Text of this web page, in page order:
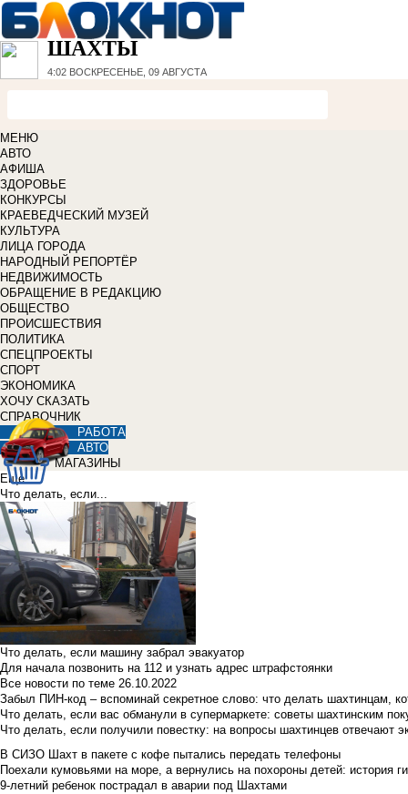
ШАХТЫ
4:02 ВОСКРЕСЕНЬЕ, 09 АВГУСТА
МЕНЮ
АВТО
АФИША
ЗДОРОВЬЕ
КОНКУРСЫ
КРАЕВЕДЧЕСКИЙ МУЗЕЙ
КУЛЬТУРА
ЛИЦА ГОРОДА
НАРОДНЫЙ РЕПОРТЁР
НЕДВИЖИМОСТЬ
ОБРАЩЕНИЕ В РЕДАКЦИЮ
ОБЩЕСТВО
ПРОИСШЕСТВИЯ
ПОЛИТИКА
СПЕЦПРОЕКТЫ
СПОРТ
ЭКОНОМИКА
ХОЧУ СКАЗАТЬ
СПРАВОЧНИК
РАБОТА
АВТО
МАГАЗИНЫ
Еще
Что делать, если...
Что делать, если машину забрал эвакуатор
Для начала позвонить на 112 и узнать адрес штрафстоянки
Все новости по теме 26.10.2022
Забыл ПИН-код – вспоминай секретное слово: что делать шахтинцам,
Что делать, если вас обманули в супермаркете: советы шахтинским
Что делать, если получили повестку: на вопросы шахтинцев отвечают
В СИЗО Шахт в пакете с кофе пытались передать телефоны
Поехали кумовьями на море, а вернулись на похороны детей: история
9-летний ребенок пострадал в аварии под Шахтами